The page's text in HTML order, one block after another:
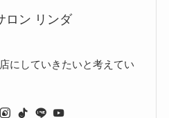
ロン リンダ
にしていきたいと考えてい